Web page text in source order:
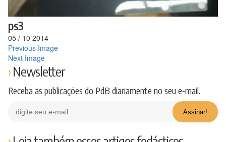
ps3
05 / 10 2014
Previous Image
Next Image
Newsletter
Receba as publicações do PdB diariamente no seu e-mail.